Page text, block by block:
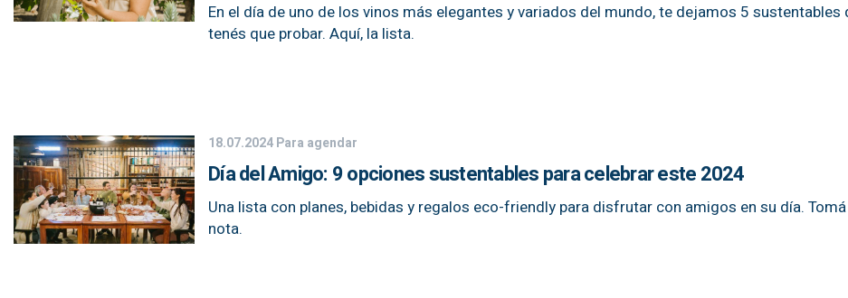
En el día de uno de los vinos más elegantes y variados del mundo, te dejamos 5 sustentables
tenés que probar. Aquí, la lista.
18.07.2024Para agendar
Día del Amigo: 9 opciones sustentables para celebrar este 2024
Una lista con planes, bebidas y regalos eco-friendly para disfrutar con amigos en su día. Tomá
nota.